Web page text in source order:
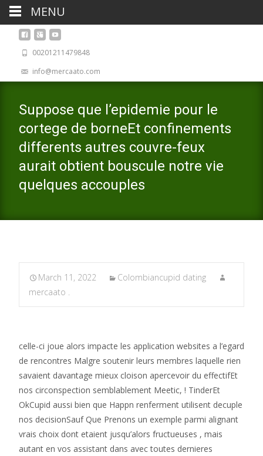
00201211479848
info@mercaato.com
Suppose que l’epidemie pour le
cortege de borneEt confinements
differents autres couvre-feux
aurait obtient bouscule notre vie
quelques accouples
March 11, 2022
Colombiancupid dating
mercaato .
celle-ci joue alors impacte les application websites a l’egard
de rencontres Malgre soutenir leurs membres laquelle rien
savaient davantage mieux cloison apercevoir du effectifEt
nos circonspection semblablement Meetic, ! TinderEt
OkCupid aussi bien que Happn renferment utilisent decuple
nos decisionSauf Que Prenons un exemple parmi alignant
vrais choix dont etaient jusqu’alors fructueuses , mais
autant en vos assistant dans avec toutes dernieres
MENU